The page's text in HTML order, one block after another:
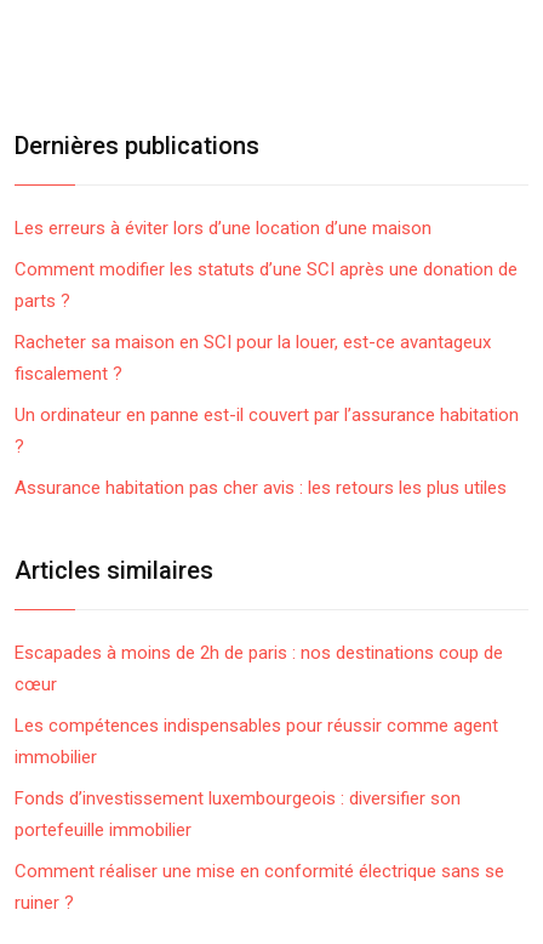
Dernières publications
Les erreurs à éviter lors d’une location d’une maison
Comment modifier les statuts d’une SCI après une donation de
parts ?
Racheter sa maison en SCI pour la louer, est-ce avantageux
fiscalement ?
Un ordinateur en panne est-il couvert par l’assurance habitation
?
Assurance habitation pas cher avis : les retours les plus utiles
Articles similaires
Escapades à moins de 2h de paris : nos destinations coup de
cœur
Les compétences indispensables pour réussir comme agent
immobilier
Fonds d’investissement luxembourgeois : diversifier son
portefeuille immobilier
Comment réaliser une mise en conformité électrique sans se
ruiner ?